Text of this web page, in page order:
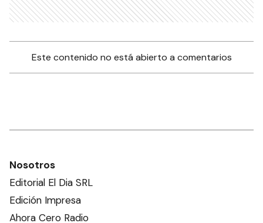
Este contenido no está abierto a comentarios
Nosotros
Editorial El Dia SRL
Edición Impresa
Ahora Cero Radio